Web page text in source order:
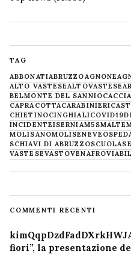
TAG
ABBONATIABRUZZOAGNONE
ALTO VASTESEALTOVASTESE
BELMONTE DEL SANNIOCACCIA
CAPRACOTTACARABINIERI
CHIETINOCINGHIALICOVID19
INCIDENTEISERNIAM5S
MOLISANOMOLISENEVE
SCHIAVI DI ABRUZZOSCUOLA
VASTESEVASTOVENAFRO
COMMENTI RECENTI
fiori”, la presentazione